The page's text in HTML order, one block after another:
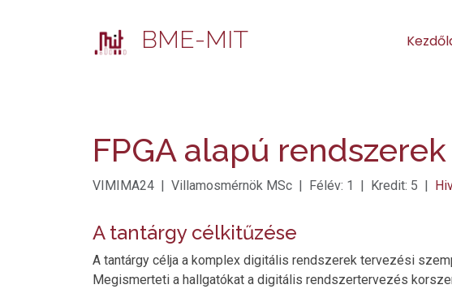
BME-MIT
FPGA alapú
VIMIMA24 | Villamosmérnök MSc | Félév: 1 | Kredit: 5 |
A tantárgy célkitűzése
A tantárgy célja a komplex digitális rendszerek tervezési
Megismerteti a hallgatókat a digitális rendszertervezés